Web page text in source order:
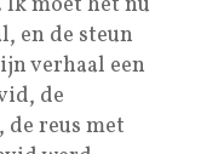
en de steun
verhaal een
de
reus met